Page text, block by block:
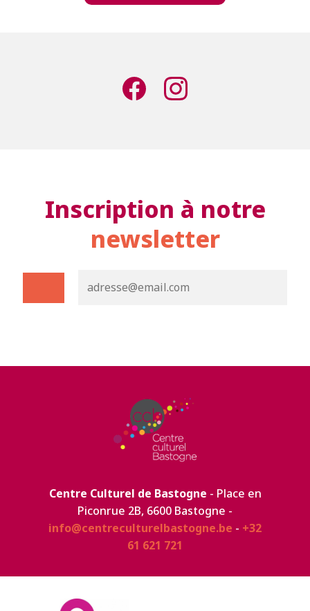
Inscription à notre
newsletter
Centre Culturel de Bastogne - Place en
Piconrue 2B, 6600 Bastogne -
info@centreculturelbastogne.be - +32
61 621 721